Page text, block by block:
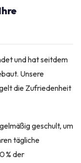
und hat seitdem
Unsere
die Zufriedenheit
geschult, um
tägliche
% der